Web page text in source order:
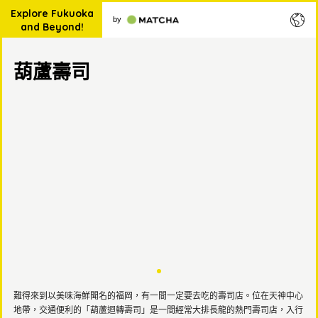
Explore Fukuoka
and Beyond!
by
葫蘆壽司
難得來到以美味海鮮聞名的福岡，有一間一定要去吃的壽司店。位在天神中心
地帶，交通便利的「葫蘆迴轉壽司」是一間經常大排長龍的熱門壽司店，入行